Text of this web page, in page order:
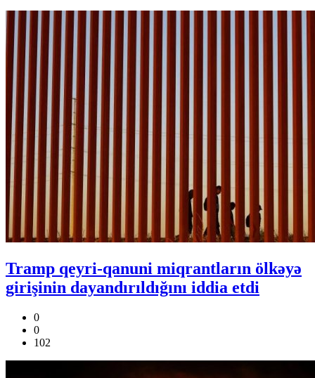
Tramp qeyri-qanuni miqrantların ölkəyə
girişinin dayandırıldığını iddia etdi
0
0
102